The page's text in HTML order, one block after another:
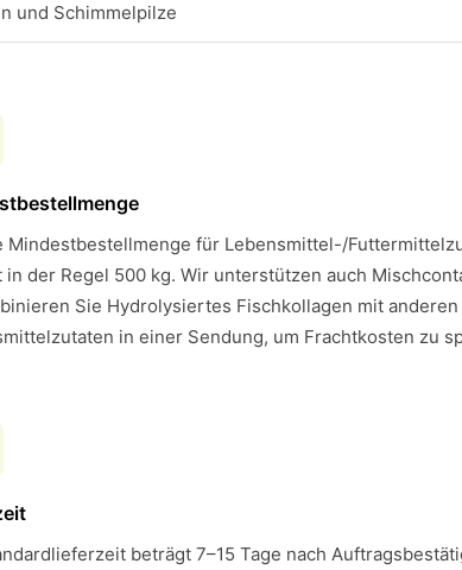
und Schimmelpilze
Mindestbestellmenge für Lebensmittel-/
in der Regel 500 kg. Wir unterstützen auch
Sie Hydrolysiertes Fischkollagen mit anderen
in einer Sendung, um Frachtkosten zu
beträgt 7–15 Tage nach